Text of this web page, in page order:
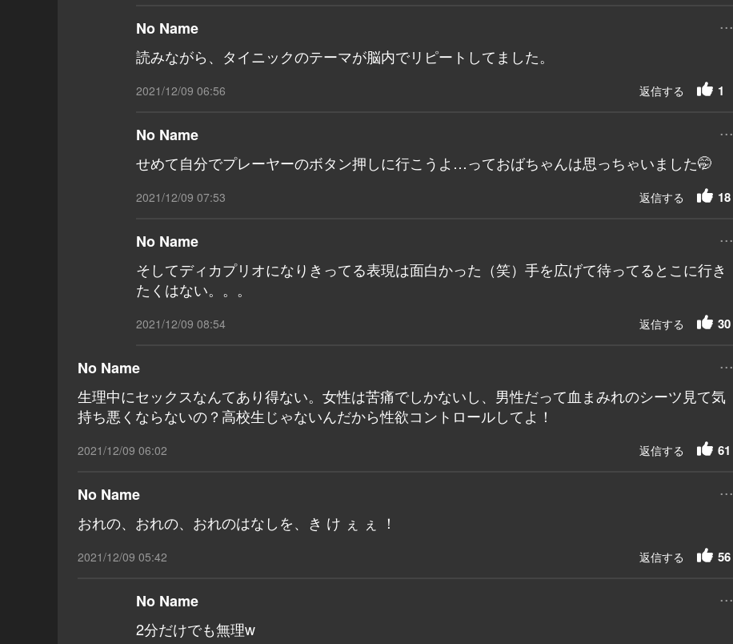
No Name ...
読みながら、タイニックのテーマが脳内でリピートしてました。
2021/12/09 06:56 1
返信する
No Name ...
せめて自分でプレーヤーのボタン押しに行こうよ…っておばちゃんは思っちゃいました🤭
2021/12/09 07:53 18
返信する
No Name ...
そしてディカプリオになりきってる表現は面白かった（笑）手を広げて待ってるとこに行き
たくはない。。。
2021/12/09 08:54 30
返信する
No Name ...
生理中にセックスなんてあり得ない。女性は苦痛でしかないし、男性だって血まみれのシーツ見て気
持ち悪くならないの？高校生じゃないんだから性欲コントロールしてよ！
2021/12/09 06:02 61
返信する
No Name ...
おれの、おれの、おれのはなしを、き け ぇ ぇ ！
2021/12/09 05:42 56
返信する
No Name ...
2分だけでも無理w